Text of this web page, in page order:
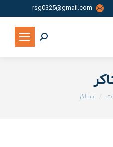
rsg0325@gmail.com
جستجو:
استاکر